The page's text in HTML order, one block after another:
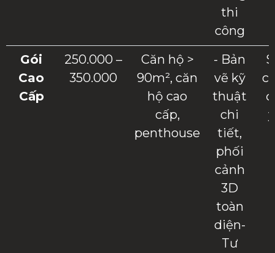
thi
công
Gói
Cao
Cấp
250.000 –
350.000
Căn hộ >
90m², căn
hộ cao
cấp,
penthouse
- Bản
vẽ kỹ
thuật
chi
tiết,
phối
cảnh
3D
toàn
diện-
Tư